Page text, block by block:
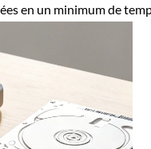
en un minimum de